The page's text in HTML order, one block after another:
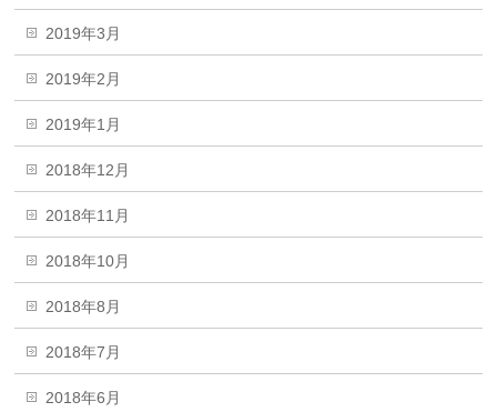
2019年3月
2019年2月
2019年1月
2018年12月
2018年11月
2018年10月
2018年8月
2018年7月
2018年6月